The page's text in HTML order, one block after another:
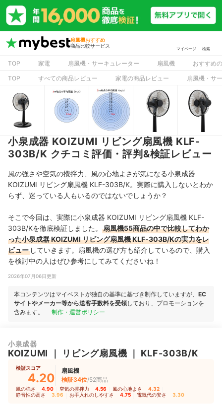
扇風機おすすめ
商品比較サービス
マイページ 検索
TOP 家電 扇風機・サーキュレーター 扇風機
おすすめ
TOP
すべての商品レビュー 家電の商品レビュー 扇風機・サ
小泉成器 KOIZUMI リビング扇風機 KLF-
303B/K クチコミ評価・評判&検証レビュー
風の強さや空気の攪拌力、風の心地よさが気になる小泉成器
KOIZUMI リビング扇風機 KLF-303B/K。実際に購入しないとわか
らず、迷っている人もいるのではないでしょうか？
そこで今回は、実際に小泉成器 KOIZUMI リビング扇風機 KLF-
303B/Kを徹底検証しました。
扇風機55商品の中で比較してわか
った小泉成器 KOIZUMI リビング扇風機 KLF-303B/Kの実力をレ
ビュー していきます。扇風機の選び方も紹介しているので、購入
を検討中の人はぜひ参考にしてみてくださいね！
2026年07月06日更新
本コンテンツはマイベストが独自の基準に基づき制作していますが、 EC
サイトやメーカー等から送客手数料を受領しており、プロモーションを
含みます。
制作・運営ポリシー
小泉成器
KOIZUMI リビング扇風機 KLF-303B/K
検証スコア
4.20
扇風機
検証34位/52商品
風の強さ 4.90 空気の撹拌力 4.56 風の心地よさ 4.32
静音性の高さ 3.96 お手入れのしやすさ 4.75 電気代の安さ 3.30